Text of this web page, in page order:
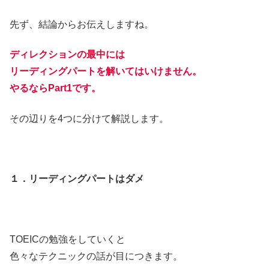
先ず、結論からお伝えしますね。
ディレクションの最中には
リーディングパートを解いてはいけません。
やるならPart1です。
その辺りを4つに分けて解説します。
１．リーディングパートはダメ
TOEICの勉強をしていくと
色々なテクニックの話が目につきます。